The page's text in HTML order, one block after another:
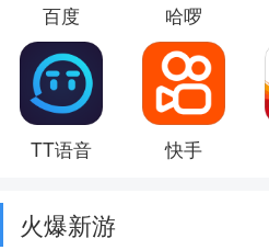
百度 哈啰
TT语音 快手
火爆新游